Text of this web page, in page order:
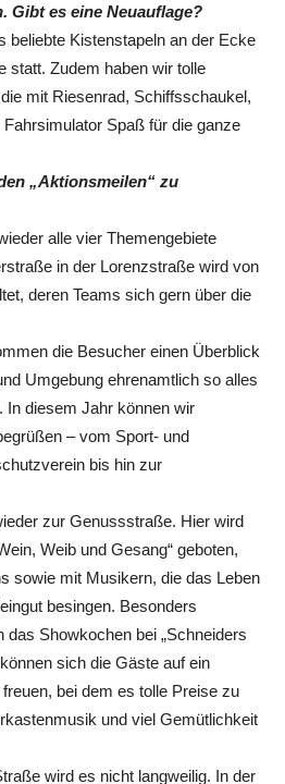
Gibt es eine Neuauflage?
beliebte Kistenstapeln an der Ecke
statt. Zudem haben wir tolle
mit Riesenrad, Schiffsschaukel,
Spaß für die ganze
„Aktionsmeilen“ zu
alle vier Themengebiete
in der Lorenzstraße wird von
deren Teams sich gern über die
die Besucher einen Überblick
Umgebung ehrenamtlich so alles
In diesem Jahr können wir
– vom Sport- und
bis hin zur
zur Genussstraße. Hier wird
Weib und Gesang“ geboten,
sowie mit Musikern, die das Leben
besingen. Besonders
das Showkochen bei „Schneiders
sich die Gäste auf ein
bei dem es tolle Preise zu
und viel Gemütlichkeit
wird es nicht langweilig. In der